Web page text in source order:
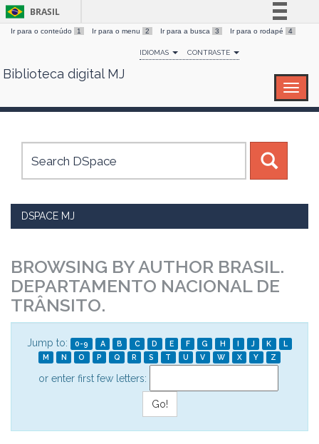
Skip
BRASIL
Simplifique!
Comunica BR
Canais
Ir para o conteúdo 1 Ir para o menu 2 Ir para a busca 3 Ir para o rodapé 4
IDIOMAS CONTRASTE
Biblioteca digital MJ
DSPACE MJ
BROWSING BY AUTHOR BRASIL.
DEPARTAMENTO NACIONAL DE
TRÂNSITO.
Jump to: 0-9 A B C D E F G H I J K
L
M
N O P Q R S T U V W X Y Z
or enter first few letters: